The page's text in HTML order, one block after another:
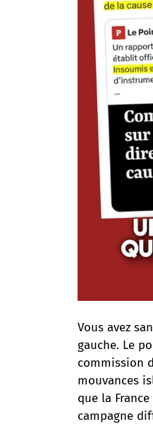
Vous avez
gauche. Le
commission
mouvances
que la
campagne